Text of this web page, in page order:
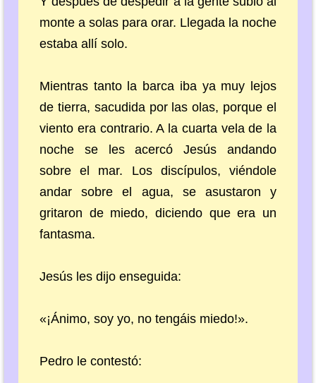
monte a solas para orar. Llegada la noche
estaba allí solo.
Mientras tanto la barca iba ya muy lejos
de tierra, sacudida por las olas, porque el
viento era contrario. A la cuarta vela de la
noche se les acercó Jesús andando
sobre el mar. Los discípulos, viéndole
andar sobre el agua, se asustaron y
gritaron de miedo, diciendo que era un
fantasma.
Jesús les dijo enseguida:
«¡Ánimo, soy yo, no tengáis miedo!».
Pedro le contestó: